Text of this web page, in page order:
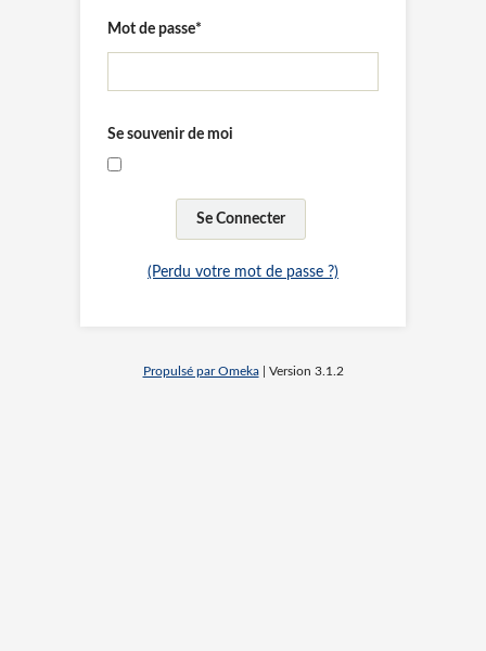
Mot de passe
Se souvenir de moi
(Perdu votre mot de passe ?)
Propulsé par Omeka| Version 3.1.2